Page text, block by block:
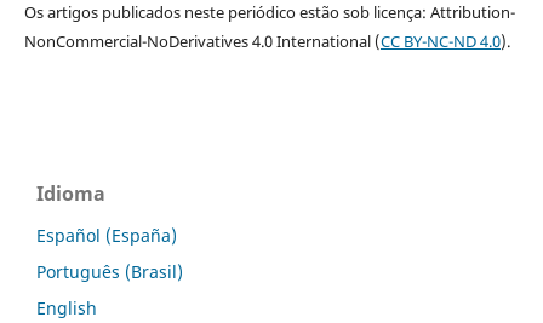
Os artigos publicados neste periódico estão sob licença: Attribution-
NonCommercial-NoDerivatives 4.0 International (CC BY-NC-ND 4.0).
Idioma
Español (España)
Português (Brasil)
English